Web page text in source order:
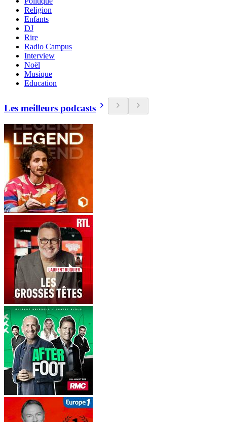
Religion
Enfants
DJ
Rire
Radio Campus
Interview
Noël
Musique
Education
Les meilleurs podcasts